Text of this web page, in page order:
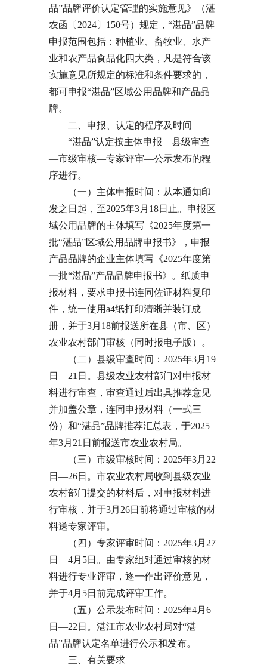
品”品牌评价认定管理的实施意见》（湛
农函〔2024〕150号）规定，“湛品”品牌
申报范围包括：种植业、畜牧业、水产
业和农产品食品化四大类，凡是符合该
实施意见所规定的标准和条件要求的，
都可申报“湛品”区域公用品牌和产品品
牌。
二、申报、认定的程序及时间
“湛品”认定按主体申报—县级审查
—市级审核—专家评审—公示发布的程
序进行。
（一）主体申报时间：从本通知印
发之日起，至2025年3月18日止。申报区
域公用品牌的主体填写《2025年度第一
批“湛品”区域公用品牌申报书》，申报
产品品牌的企业主体填写《2025年度第
一批“湛品”产品品牌申报书》。纸质申
报材料，要求申报书连同佐证材料复印
件，统一使用a4纸打印清晰并装订成
册，并于3月18前报送所在县（市、区）
农业农村部门审核（同时报电子版）。
（二）县级审查时间：2025年3月19
日—21日。县级农业农村部门对申报材
料进行审查，审查通过后出具推荐意见
并加盖公章，连同申报材料（一式三
份）和“湛品”品牌推荐汇总表，于2025
年3月21日前报送市农业农村局。
（三）市级审核时间：2025年3月22
日—26日。市农业农村局收到县级农业
农村部门提交的材料后，对申报材料进
行审核，并于3月26日前将通过审核的材
料送专家评审。
（四）专家评审时间：2025年3月27
日—4月5日。由专家组对通过审核的材
料进行专业评审，逐一作出评价意见，
并于4月5日前完成评审工作。
（五）公示发布时间：2025年4月6
日—22日。湛江市农业农村局对“湛
品”品牌认定名单进行公示和发布。
三、有关要求